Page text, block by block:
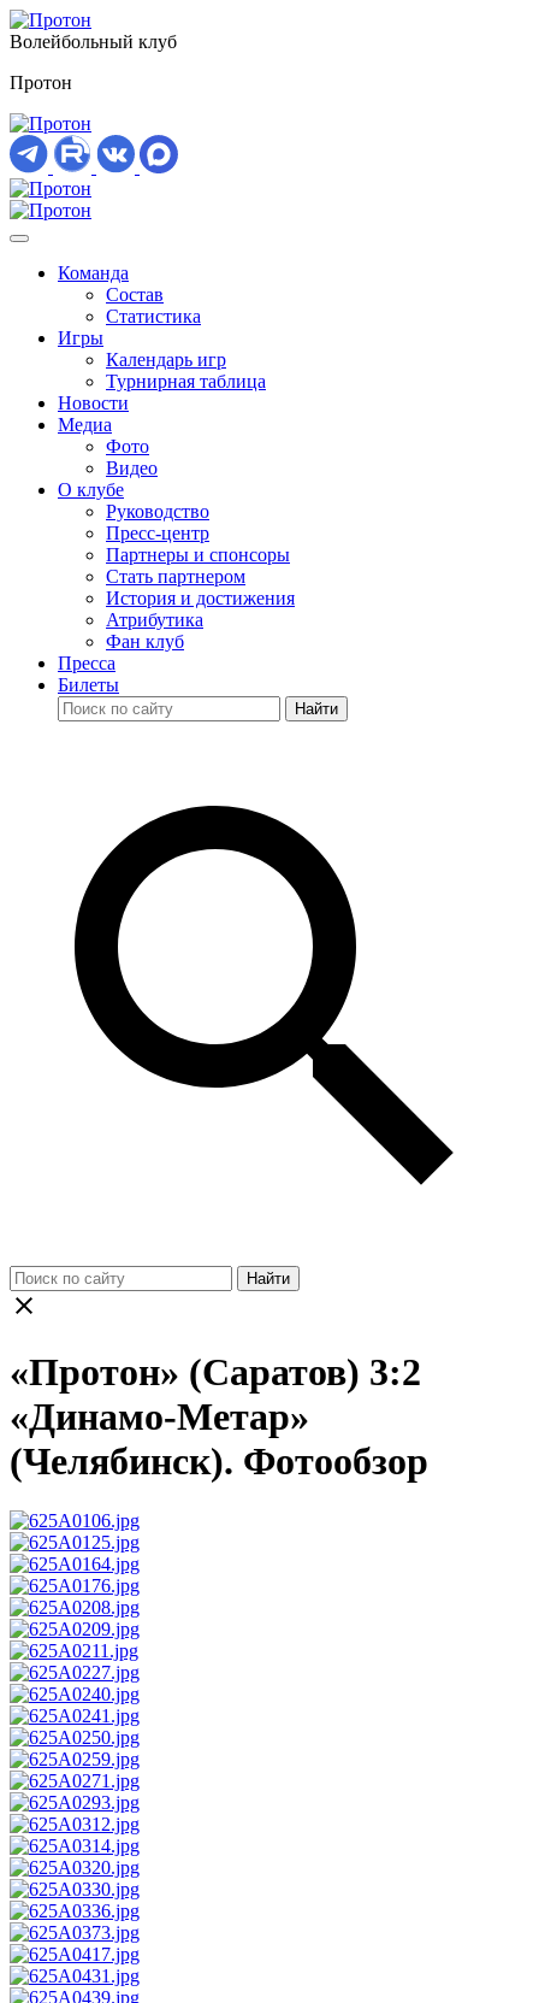
Волейбольный клуб
Протон
Команда
Состав
Статистика
Игры
Календарь игр
Турнирная таблица
Новости
Медиа
Фото
Видео
О клубе
Руководство
Пресс-центр
Партнеры и спонсоры
Стать партнером
История и достижения
Атрибутика
Фан клуб
Пресса
Билеты
Найти
Найти
«Протон» (Саратов) 3:2
«Динамо-Метар»
(Челябинск). Фотообзор